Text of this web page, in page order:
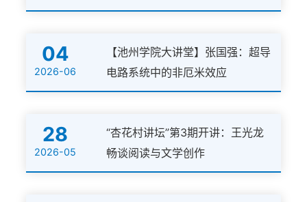
04
2026-06
【池州学院大讲堂】张国强：超导
电路系统中的非厄米效应
28
2026-05
“杏花村讲坛”第3期开讲：王光龙
畅谈阅读与文学创作